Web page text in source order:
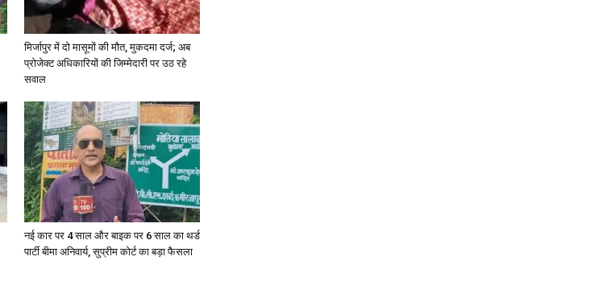
मिर्जापुर में दो मासूमों की मौत, मुकदमा दर्ज; अब
प्रोजेक्ट अधिकारियों की जिम्मेदारी पर उठ रहे
सवाल
नई कार पर 4 साल और बाइक पर 6 साल का थर्ड
पार्टी बीमा अनिवार्य, सुप्रीम कोर्ट का बड़ा फैसला